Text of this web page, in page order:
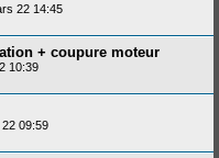
22 14:45
+ coupure moteur
10:39
09:59